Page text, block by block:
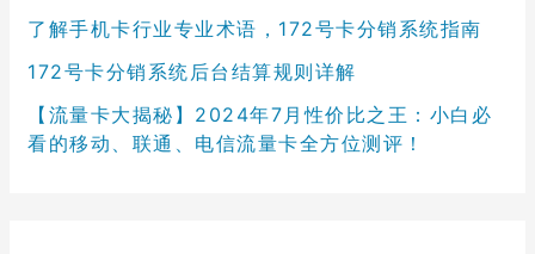
了解手机卡行业专业术语，172号卡分销系统指南
172号卡分销系统后台结算规则详解
【流量卡大揭秘】2024年7月性价比之王：小白必
看的移动、联通、电信流量卡全方位测评！